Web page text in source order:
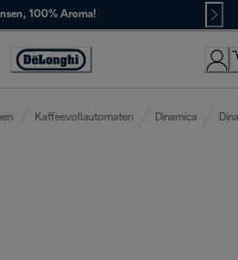
100% Aroma!
Erklärung
Zugänglichkeit
Kaffeevollautomaten Dinamica